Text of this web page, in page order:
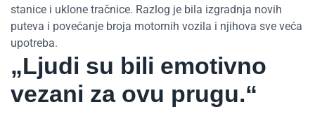
stanice i uklone tračnice. Razlog je bila izgradnja novih
puteva i povećanje broja motornih vozila i njihova sve veća
upotreba.
„Ljudi su bili emotivno
vezani za ovu prugu.“